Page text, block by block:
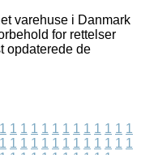
varehuse i Danmark
for rettelser
opdaterede de
1 1 1 1 1 1 1 1 1 1 1 1 1
1 1 1 1 1 1 1 1 1 1 1 1 1